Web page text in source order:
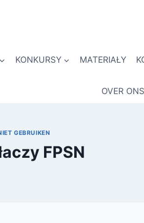
KONKURSY MATERIAŁY
OVER ONS
GEBRUIKEN
FPSN